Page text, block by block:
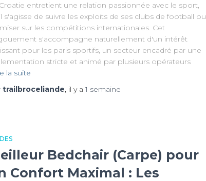
entretient une relation passionnée avec le sport,
s'agisse de suivre les exploits de ses clubs de football ou
sur les compétitions internationales. Cet
s'accompagne naturellement d'un intérêt
pour les paris sportifs, un secteur encadré par une
stricte et animé par plusieurs opérateurs
la suite
trailbroceliande, il y a1 semaine
Bedchair (Carpe) pour
Confort Maximal : Les